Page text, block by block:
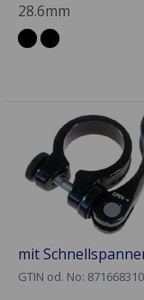
28.6mm
mit
GTIN od. No: